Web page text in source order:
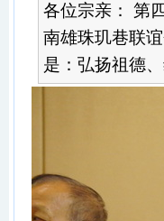
各位宗亲： 第
南雄珠玑巷联
是：弘扬祖德